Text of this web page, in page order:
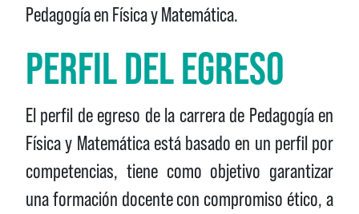
Pedagogía en Física y Matemática.
PERFIL DEL EGRESO
El perfil de egreso de la carrera de Pedagogía en
Física y Matemática está basado en un perfil por
competencias, tiene como objetivo garantizar
una formación docente con compromiso ético, a